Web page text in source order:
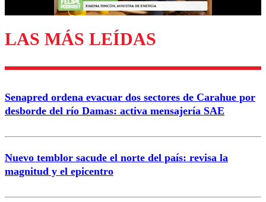
Enviar comentario
LAS MÁS LEÍDAS
Senapred ordena evacuar dos sectores de Carahue por
desborde del río Damas: activa mensajería SAE
Nuevo temblor sacude el norte del país: revisa la
magnitud y el epicentro